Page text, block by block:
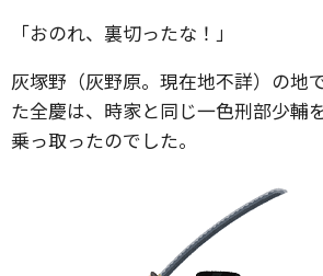
「おのれ、裏切ったな！」
灰塚野（灰野原。現在地不詳）の地
た全慶は、時家と同じ一色刑部少輔
乗っ取ったのでした。